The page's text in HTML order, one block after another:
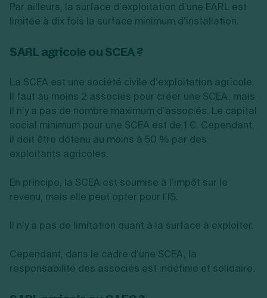
Par ailleurs, la surface d’exploitation d’une EARL est
limitée à dix fois la surface minimum d’installation.
SARL agricole ou SCEA ?
La SCEA est une société civile d’exploitation agricole.
Il faut au moins 2 associés pour créer une SCEA, mais
il n’y a pas de nombre maximum d’associés. Le capital
social minimum pour une SCEA est de 1 €. Cependant,
il doit être détenu au moins à 50 % par des
exploitants agricoles.
En principe, la SCEA est soumise à l’impôt sur le
revenu, mais elle peut opter pour l’IS.
Il n’y a pas de limitation quant à la surface à exploiter.
Cependant, dans le cadre d’une SCEA, la
responsabilité des associés est indéfinie et solidaire.